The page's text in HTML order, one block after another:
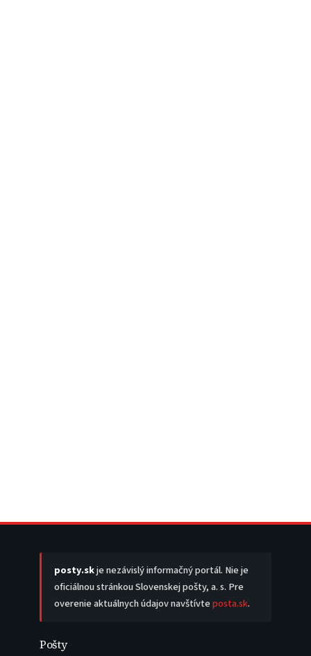
posty.skje nezávislý informačný portál. Nie je
oficiálnou stránkou Slovenskej pošty, a. s. Pre
overenie aktuálnych údajov navštívteposta.sk.
Pošty